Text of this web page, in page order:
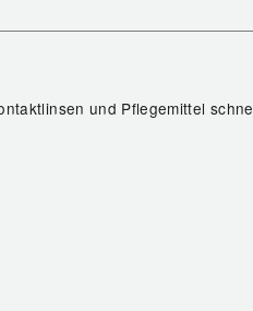
und Pflegemittel